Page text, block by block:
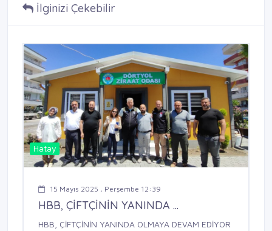
İlginizi Çekebilir
Hatay
15 Mayıs 2025 , Perşembe 12:39
HBB, ÇİFTÇİNİN YANINDA ...
HBB, ÇİFTÇİNİN YANINDA OLMAYA DEVAM EDİYOR